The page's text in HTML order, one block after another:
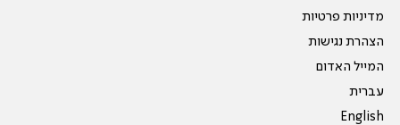
מדיניות פרטיות
הצהרת נגישות
המייל האדום
עברית
English